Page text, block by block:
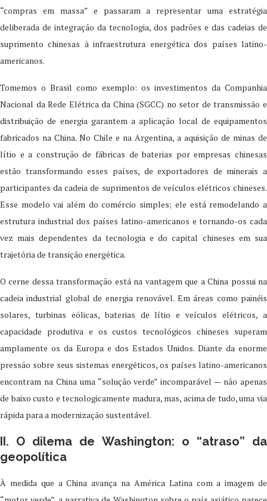
“compras em massa” e passaram a representar uma estratégia
deliberada de integração da tecnologia, dos padrões e das cadeias de
suprimento chinesas à infraestrutura energética dos países latino-
americanos.
Tomemos o Brasil como exemplo: os investimentos da Companhia
Nacional da Rede Elétrica da China (SGCC) no setor de transmissão e
distribuição de energia garantem a aplicação local de equipamentos
fabricados na China. No Chile e na Argentina, a aquisição de minas de
lítio e a construção de fábricas de baterias por empresas chinesas
estão transformando esses países, de exportadores de minerais a
participantes da cadeia de suprimentos de veículos elétricos chineses.
Esse modelo vai além do comércio simples; ele está remodelando a
estrutura industrial dos países latino-americanos e tornando-os cada
vez mais dependentes da tecnologia e do capital chineses em sua
trajetória de transição energética.
O cerne dessa transformação está na vantagem que a China possui na
cadeia industrial global de energia renovável. Em áreas como painéis
solares, turbinas eólicas, baterias de lítio e veículos elétricos, a
capacidade produtiva e os custos tecnológicos chineses superam
amplamente os da Europa e dos Estados Unidos. Diante da enorme
pressão sobre seus sistemas energéticos, os países latino-americanos
encontram na China uma “solução verde” incomparável — não apenas
de baixo custo e tecnologicamente madura, mas, acima de tudo, uma via
rápida para a modernização sustentável.
II. O dilema de Washington: o “atraso” da
geopolítica
À medida que a China avança na América Latina com a imagem de